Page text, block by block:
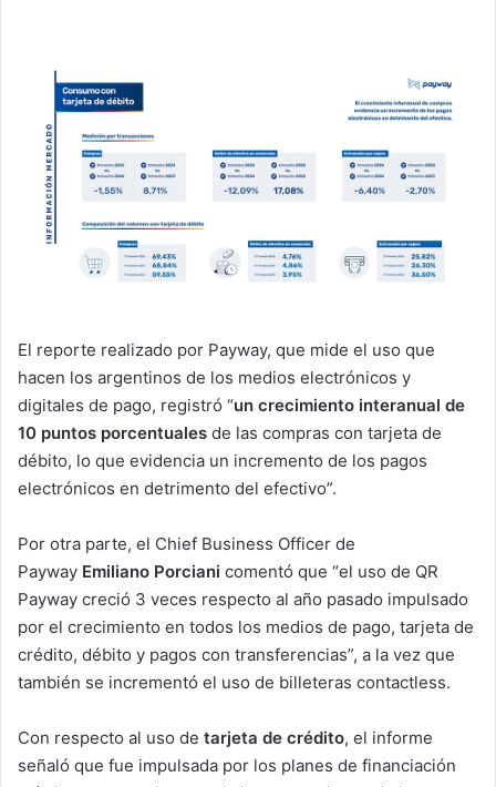
El reporte realizado por Payway, que mide el uso que
hacen los argentinos de los medios electrónicos y
digitales de pago, registró “un crecimiento interanual de
10 puntos porcentuales de las compras con tarjeta de
débito, lo que evidencia un incremento de los pagos
electrónicos en detrimento del efectivo”.
Por otra parte, el Chief Business Officer de
Payway Emiliano Porciani comentó que “el uso de QR
Payway creció 3 veces respecto al año pasado impulsado
por el crecimiento en todos los medios de pago, tarjeta de
crédito, débito y pagos con transferencias”, a la vez que
también se incrementó el uso de billeteras contactless.
Con respecto al uso de tarjeta de crédito, el informe
señaló que fue impulsada por los planes de financiación